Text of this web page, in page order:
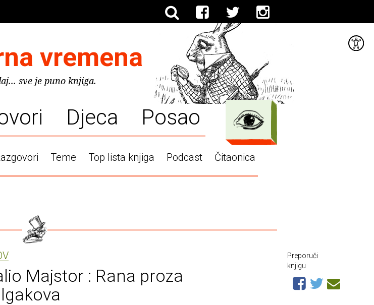
vremena
sve je puno knjiga.
Djeca Posao
Teme Top lista knjiga Podcast Čitaonica
Majstor : Rana proza
Preporuči
knjigu